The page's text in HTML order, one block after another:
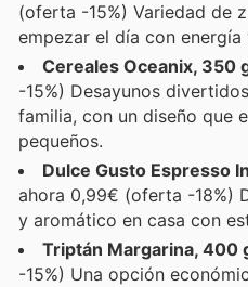
(oferta -15%) Variedad de
empezar el día con energía
Cereales Oceanix, 350
-15%) Desayunos
familia, con un diseño que
pequeños.
Dulce Gusto Espresso
ahora 0,99€ (oferta -18%)
y aromático en casa con
Triptán Margarina, 400
-15%) Una opción